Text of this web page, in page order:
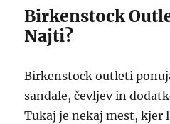
Birkenstock
Najti?
Birkenstock outleti
sandale, čevljev in
Tukaj je nekaj mest, kjer